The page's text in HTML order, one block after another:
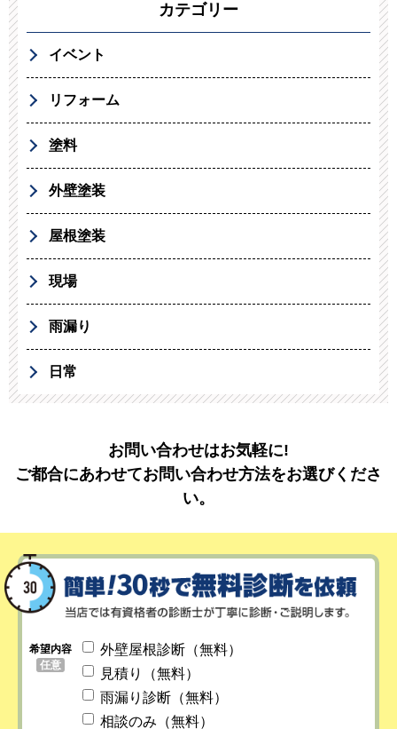
カテゴリー
イベント
リフォーム
塗料
外壁塗装
屋根塗装
現場
雨漏り
日常
お問い合わせはお気軽に!
ご都合にあわせてお問い合わせ方法をお選びくださ
い。
希望内容
任意
外壁屋根診断（無料）
見積り（無料）
雨漏り診断（無料）
相談のみ（無料）